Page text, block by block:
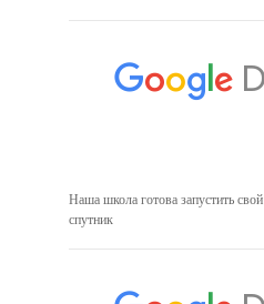
Наша школа готова запустить свой
спутник